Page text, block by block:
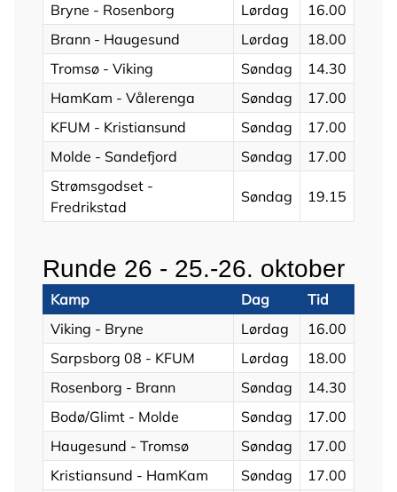
Bryne - Rosenborg Lørdag
16.00
Brann - Haugesund
Lørdag
18.00
Tromsø - Viking
Søndag
14.30
HamKam - Vålerenga
Søndag
17.00
KFUM - Kristiansund
Søndag
17.00
Molde - Sandefjord
Søndag
17.00
Strømsgodset -
Fredrikstad
Søndag 19.15
Runde 26 - 25.-26. oktober
Kamp Dag
Tid
Viking - Bryne
Lørdag
16.00
Sarpsborg 08 - KFUM
Lørdag
18.00
Rosenborg - Brann
Søndag
14.30
Bodø/Glimt - Molde
Søndag
17.00
Haugesund - Tromsø
Søndag
17.00
Kristiansund - HamKam
Søndag 17.00